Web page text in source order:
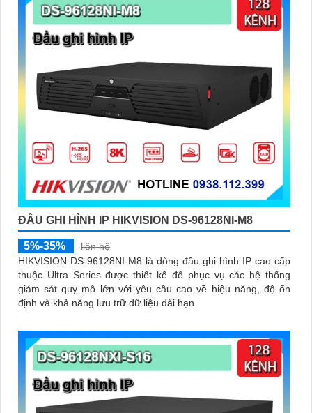
ĐẦU GHI HÌNH IP HIKVISION DS-96128NI-M8
5%-35%
liên hệ
HIKVISION DS-96128NI-M8 là dòng đầu ghi hình IP cao cấp
thuộc Ultra Series được thiết kế để phục vụ các hệ thống
giám sát quy mô lớn với yêu cầu cao về hiệu năng, độ ổn
định và khả năng lưu trữ dữ liệu dài hạn